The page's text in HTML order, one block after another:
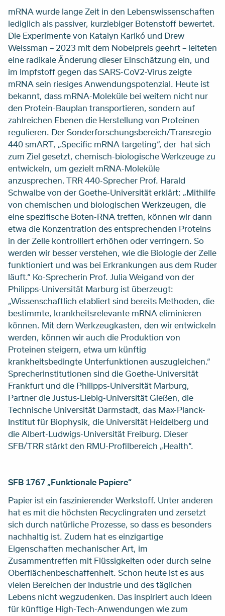
mRNA wurde lange Zeit in den Lebenswissenschaften
lediglich als passiver, kurzlebiger Botenstoff bewertet.
Die Experimente von Katalyn Karikó und Drew
Weissman – 2023 mit dem Nobelpreis geehrt – leiteten
eine radikale Änderung dieser Einschätzung ein, und
im Impfstoff gegen das SARS-CoV2-Virus zeigte
mRNA sein riesiges Anwendungspotenzial. Heute ist
bekannt, dass mRNA-Moleküle bei weitem nicht nur
den Protein-Bauplan transportieren, sondern auf
zahlreichen Ebenen die Herstellung von Proteinen
regulieren. Der Sonderforschungsbereich/Transregio
440 smART, „Specific mRNA targeting“, der hat sich
zum Ziel gesetzt, chemisch-biologische Werkzeuge zu
entwickeln, um gezielt mRNA-Moleküle
anzusprechen. TRR 440-Sprecher Prof. Harald
Schwalbe von der Goethe-Universität erklärt: „Mithilfe
von chemischen und biologischen Werkzeugen, die
eine spezifische Boten-RNA treffen, können wir dann
etwa die Konzentration des entsprechenden Proteins
in der Zelle kontrolliert erhöhen oder verringern. So
werden wir besser verstehen, wie die Biologie der Zelle
funktioniert und was bei Erkrankungen aus dem Ruder
läuft.“ Ko-Sprecherin Prof. Julia Weigand von der
Philipps-Universität Marburg ist überzeugt:
„Wissenschaftlich etabliert sind bereits Methoden, die
bestimmte, krankheitsrelevante mRNA eliminieren
können. Mit dem Werkzeugkasten, den wir entwickeln
werden, können wir auch die Produktion von
Proteinen steigern, etwa um künftig
krankheitsbedingte Unterfunktionen auszugleichen.“
Sprecherinstitutionen sind die Goethe-Universität
Frankfurt und die Philipps-Universität Marburg,
Partner die Justus-Liebig-Universität Gießen, die
Technische Universität Darmstadt, das Max-Planck-
Institut für Biophysik, die Universität Heidelberg und
die Albert-Ludwigs-Universität Freiburg. Dieser
SFB/TRR stärkt den RMU-Profilbereich „Health“.
SFB 1767 „Funktionale Papiere“
Papier ist ein faszinierender Werkstoff. Unter anderen
hat es mit die höchsten Recyclingraten und zersetzt
sich durch natürliche Prozesse, so dass es besonders
nachhaltig ist. Zudem hat es einzigartige
Eigenschaften mechanischer Art, im
Zusammentreffen mit Flüssigkeiten oder durch seine
Oberflächenbeschaffenheit. Schon heute ist es aus
vielen Bereichen der Industrie und des täglichen
Lebens nicht wegzudenken. Das inspiriert auch Ideen
für künftige High-Tech-Anwendungen wie zum